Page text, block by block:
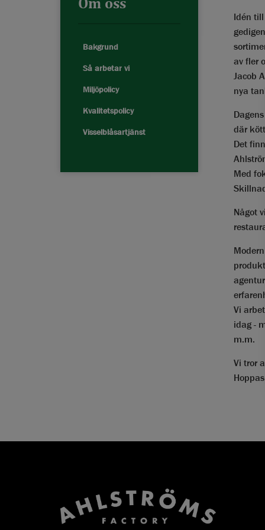
Bakgrund
Så arbetar vi
Miljöpolicy
Kvalitetspolicy
Visselblåsartjänst
Idén
av fler
Jacob
nya
där
Det
Med
Något
Vi
idag -
m.m.
Vi tror